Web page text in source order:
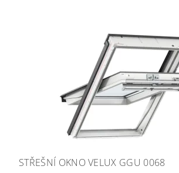
STŘEŠNÍ OKNO VELUX GGU 0068